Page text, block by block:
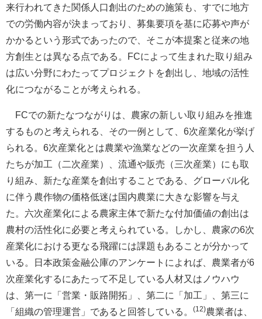
来行われてきた関係人口創出のための施策も、すでに地方
での労働内容が決まっており、募集要項を基に応募や声が
かかるという形式であったので、そこが本提案と従来の地
方創生とは異なる点である。FCによって生まれた取り組み
は広い分野にわたってプロジェクトを創出し、地域の活性
化につながることが考えられる。
FCでの新たなつながりは、農家の新しい取り組みを推進
するものと考えられる、その一例として、6次産業化が挙げ
られる。6次産業化とは農業や漁業などの一次産業を担う人
たちが加工（二次産業）、流通や販売（三次産業）にも取
り組み、新たな産業を創出することである、グローバル化
に伴う農作物の価格低迷は国内農業に大きな影響を与え
た。六次産業化による農家主体で新たな付加価値の創出は
農村の活性化に必要と考えられている。しかし、農家の6次
産業化における更なる飛躍には課題もあることが分かって
いる。日本政策金融公庫のアンケートによれば、農業者が6
次産業化するにあたって不足している人材又はノウハウ
は、第一に「営業・販路開拓」、第二に「加工」、第三に
「組織の管理運営」であると回答している。
(12)農業者は、